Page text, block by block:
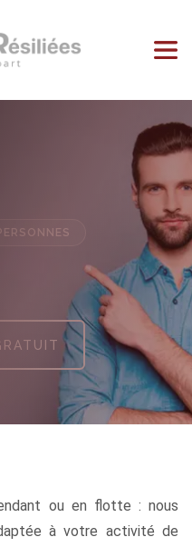
ou en flotte : nous
à votre activité de